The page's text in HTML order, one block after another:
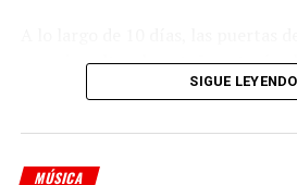
espacio cultural porteño estarán
un año más de vida, haciendo
Tras haber cumplido cuatro años
SIGUE LEYENDO
MÚSICA